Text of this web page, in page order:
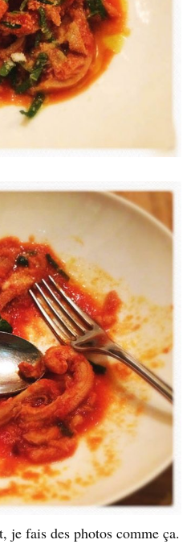
je fais des photos comme ça.